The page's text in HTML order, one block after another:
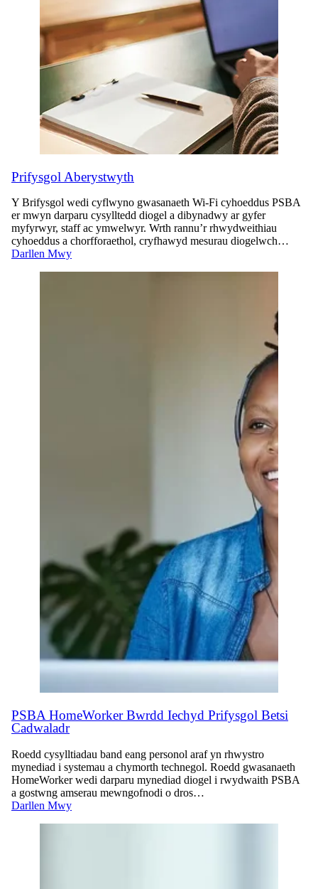
Prifysgol Aberystwyth
Y Brifysgol wedi cyflwyno gwasanaeth Wi-Fi cyhoeddus PSBA
er mwyn darparu cysylltedd diogel a dibynadwy ar gyfer
myfyrwyr, staff ac ymwelwyr. Wrth rannu’r rhwydweithiau
cyhoeddus a chorfforaethol, cryfhawyd mesurau diogelwch…
Darllen Mwy
PSBA HomeWorker Bwrdd Iechyd Prifysgol Betsi
Cadwaladr
Roedd cysylltiadau band eang personol araf yn rhwystro
mynediad i systemau a chymorth technegol. Roedd gwasanaeth
HomeWorker wedi darparu mynediad diogel i rwydwaith PSBA
a gostwng amserau mewngofnodi o dros…
Darllen Mwy